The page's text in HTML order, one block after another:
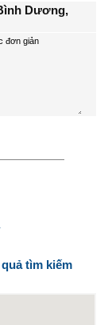
Dương,
tìm kiếm